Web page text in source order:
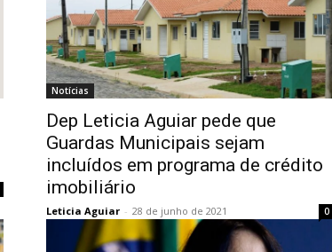
Notícias
Dep Leticia Aguiar pede que
Guardas Municipais sejam
incluídos em programa de crédito
imobiliário
Leticia Aguiar - 28 de junho de 2021 0